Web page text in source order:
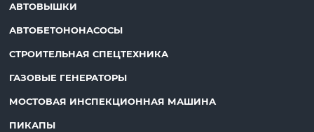
АВТОВЫШКИ
АВТОБЕТОНОНАСОСЫ
СТРОИТЕЛЬНАЯ СПЕЦТЕХНИКА
ГАЗОВЫЕ ГЕНЕРАТОРЫ
МОСТОВАЯ ИНСПЕКЦИОННАЯ МАШИНА
ПИКАПЫ